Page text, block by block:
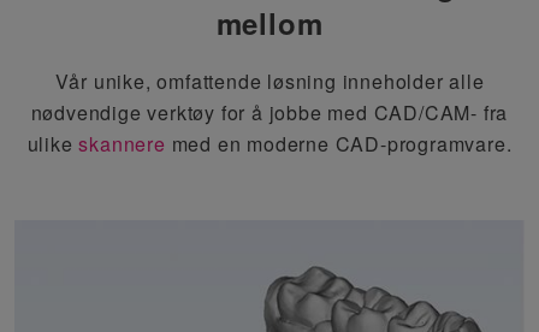
mellom
Vår unike, omfattende løsning inneholder alle
nødvendige verktøy for å jobbe med CAD/CAM- fra
ulikeskannere med en moderne CAD-programvare.